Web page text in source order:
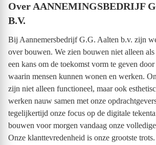
Over AANNEMINGSBEDRIJF
B.V.
Bij Aannemersbedrijf G.G. Aalten b.v. zijn
over bouwen. We zien bouwen niet alleen als
een kans om de toekomst vorm te geven
waarin mensen kunnen wonen en werken.
zijn niet alleen functioneel, maar ook
werken nauw samen met onze
tegelijkertijd onze focus op de digitale
bouwen voor morgen vandaag onze
Onze klanttevredenheid is onze grootste